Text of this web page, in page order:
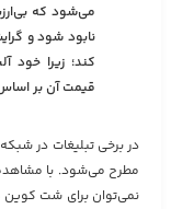
می‌شود که
نابود شود و
کند؛ زیرا
قیمت آن بر
در برخی تبلیغات در
مطرح می‌شود. با
نمی‌توان برای شت کوین‌